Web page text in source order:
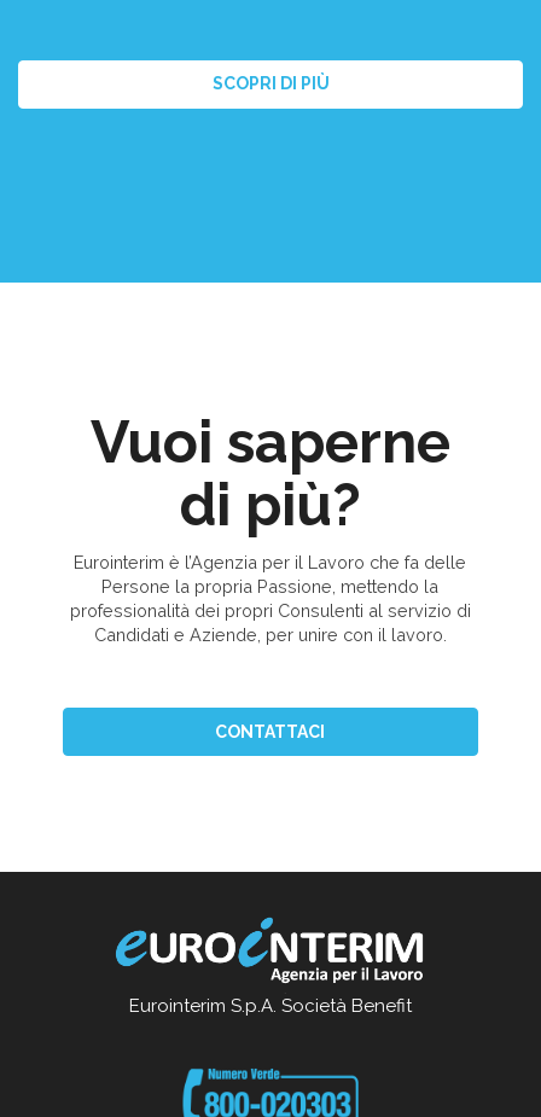
SCOPRI DI PIÙ
Vuoi saperne
di più?
Eurointerim è l’Agenzia per il Lavoro che fa delle
Persone la propria Passione, mettendo la
professionalità dei propri Consulenti al servizio di
Candidati e Aziende, per unire con il lavoro.
CONTATTACI
Eurointerim S.p.A. Società Benefit